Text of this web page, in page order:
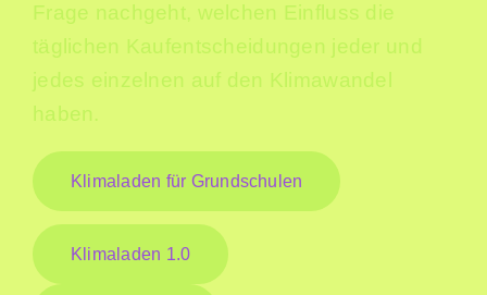
Frage nachgeht, welchen Einfluss die
täglichen Kaufentscheidungen jeder und
jedes einzelnen auf den Klimawandel
haben.
Klimaladen für Grundschulen
Klimaladen 1.0